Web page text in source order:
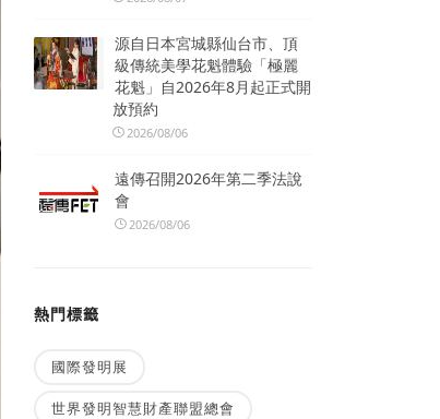
源自日本宮城縣仙台市、頂
級傳統美學花魁體驗「極麗
花魁」自2026年8月起正式開
放預約
2026/08/06
遠傳召開2026年第二季法說
會
2026/08/06
熱門標籤
國際發明展
世界發明智慧財產聯盟總會